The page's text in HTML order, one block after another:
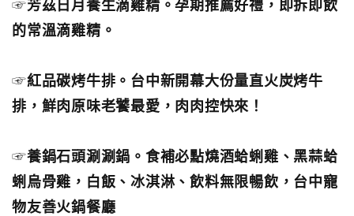
☞芳茲日月養生滴雞精。孕期推薦好禮，即拆即飲
的常溫滴雞精。
☞紅品碳烤牛排。台中新開幕大份量直火炭烤牛
排，鮮肉原味老饕最愛，肉肉控快來！
☞養鍋石頭涮涮鍋。食補必點燒酒蛤蜊雞、黑蒜蛤
蜊烏骨雞，白飯、冰淇淋、飲料無限暢飲，台中寵
物友善火鍋餐廳